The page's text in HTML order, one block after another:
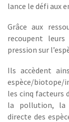
lance le défi aux
Grâce aux
recoupent
pression sur
Ils accèdent
espèce/biotope/
les cinq facteurs
la pollution, la
directe des